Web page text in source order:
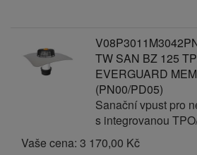
TW SAN BZ 125
EVERGUARD
(PN00/PD05)
Sanační vpust pro
s integrovanou
Vaše cena: 3 170,00 Kč